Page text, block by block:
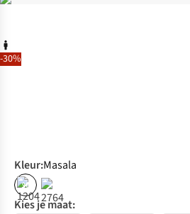
-30%
Kleur:Masala
%
Kies je maat: